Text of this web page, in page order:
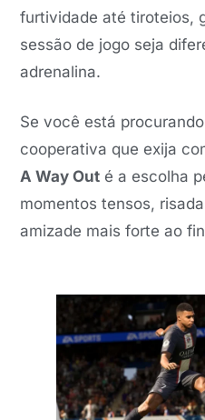
furtividade até tiroteios,
sessão de jogo seja
adrenalina.
Se você está
cooperativa que exija
A Way Out é a escolha
momentos tensos,
amizade mais forte ao